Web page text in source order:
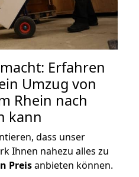
Erfahren
Umzug von
Rhein nach
kann
dass unser
Ihnen nahezu alles zu
Preisanbieten können.